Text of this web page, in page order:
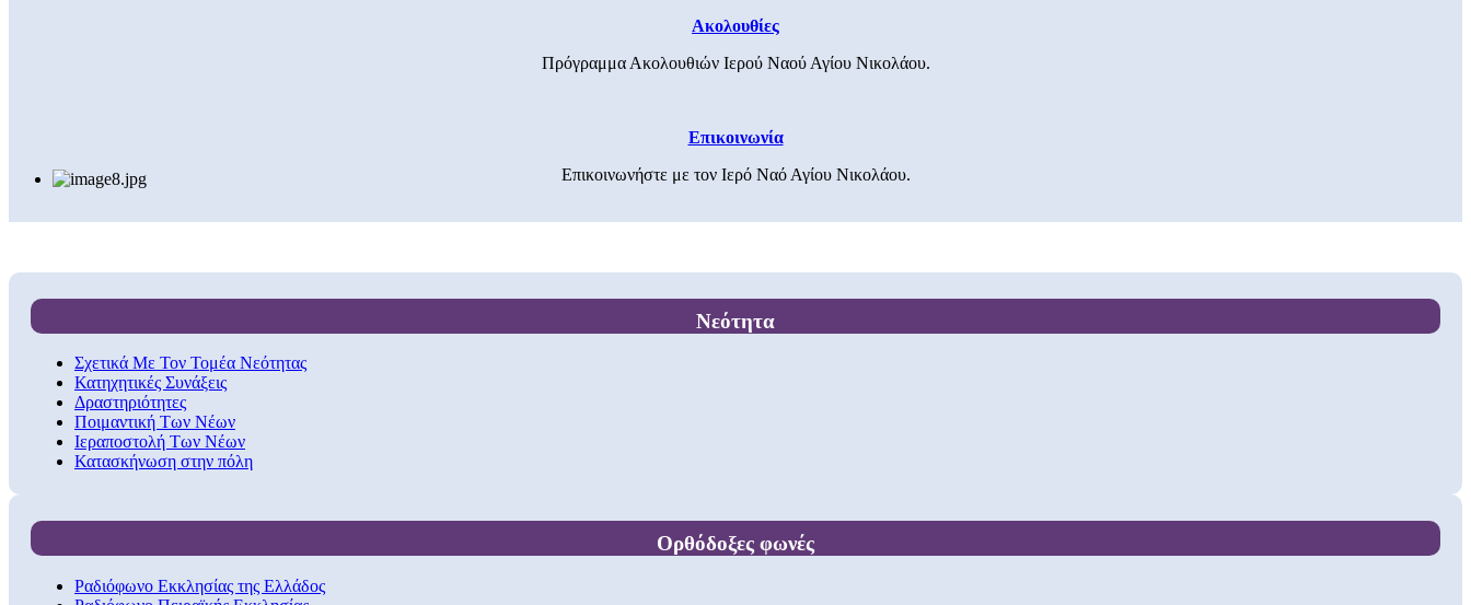
Ακολουθίες
Πρόγραμμα Ακολουθιών Ιερού Ναού Αγίου Νικολάου.
Επικοινωνία
Επικοινωνήστε με τον Ιερό Ναό Αγίου Νικολάου.
Νεότητα
Σχετικά Με Τον Τομέα Νεότητας
Κατηχητικές Συνάξεις
Δραστηριότητες
Ποιμαντική Των Νέων
Ιεραποστολή Των Νέων
Κατασκήνωση στην πόλη
Ορθόδοξες φωνές
Ραδιόφωνο Εκκλησίας της Ελλάδος